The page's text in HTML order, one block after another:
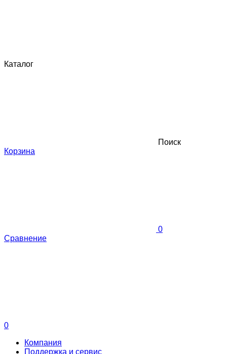
Каталог
Поиск
Корзина
0
Сравнение
0
Компания
Поддержка и сервис